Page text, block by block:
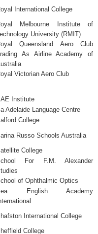
International College
Melbourne Institute of
University (RMIT)
Queensland Aero Club
As Airline Academy of
Victorian Aero Club
Institute
Adelaide Language Centre
College
Russo Schools Australia
College
For F.M. Alexander
of Ophthalmic Optics
English Academy
International College
College